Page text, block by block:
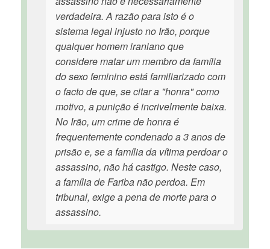
verdadeira. A razão para isto é o
sistema legal injusto no Irão, porque
qualquer homem iraniano que
considere matar um membro da família
do sexo feminino está familiarizado com
o facto de que, se citar a "honra" como
motivo, a punição é incrivelmente baixa.
No Irão, um crime de honra é
frequentemente condenado a 3 anos de
prisão e, se a família da vítima perdoar o
assassino, não há castigo. Neste caso,
a família de Fariba não perdoa. Em
tribunal, exige a pena de morte para o
assassino.